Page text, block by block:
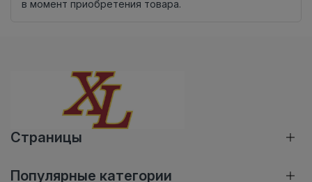
в момент приобретения товара.
Страницы
Популярные категории